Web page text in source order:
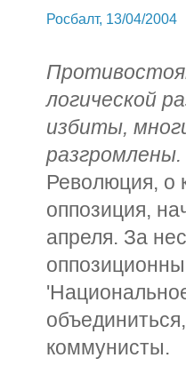
Росбалт, 13/04/2004
логической
избиты,
Революция, о
оппозиция,
апреля. За
коммунисты.